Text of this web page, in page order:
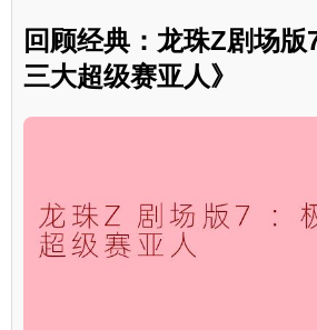
回顾经典：龙珠Z剧场
三大超级赛亚人》